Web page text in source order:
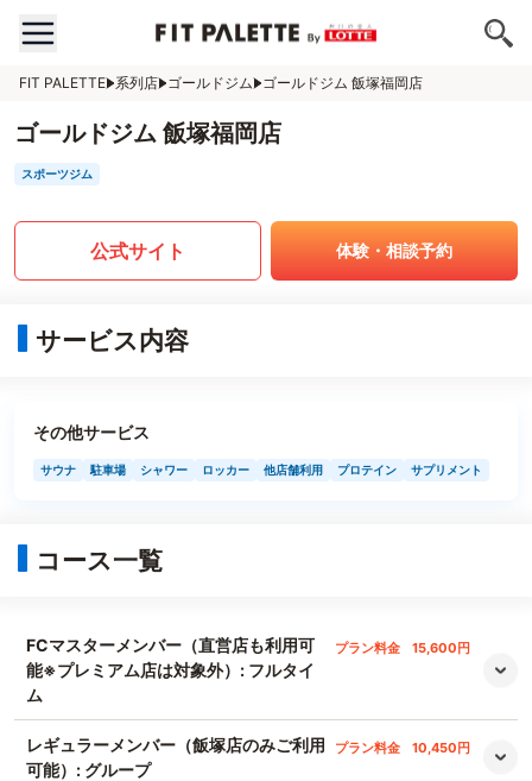
FIT PALETTE 系列店 ゴールドジム ゴールドジム 飯塚福岡店
ゴールドジム 飯塚福岡店
スポーツジム
公式サイト 体験・相談予約
サービス内容
その他サービス
サウナ 駐車場 シャワー ロッカー 他店舗利用 プロテイン サプリメント
コース一覧
FCマスターメンバー（直営店も利用可
能※プレミアム店は対象外）: フルタイ
ム
プラン料金 15,600円
レギュラーメンバー（飯塚店のみご利用
可能）: グループ
プラン料金 10,450円